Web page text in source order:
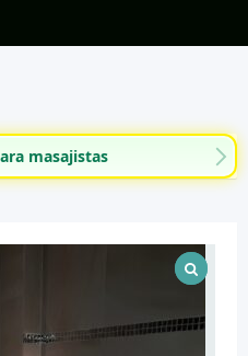
masajistas